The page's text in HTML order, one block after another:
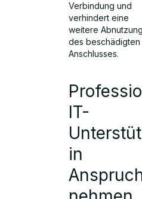
Verbindung und
verhindert eine
weitere Abnutzung
des beschädigten
Anschlusses.
IT-
in